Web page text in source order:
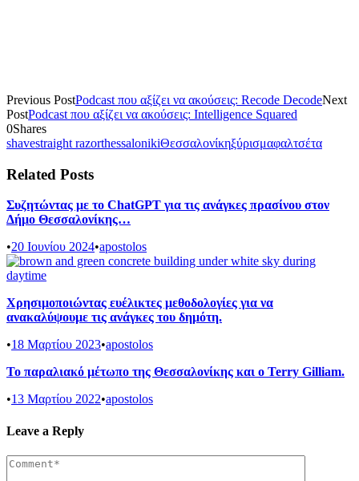
Previous PostPodcast που αξίζει να ακούσεις: Recode DecodeNext
PostPodcast που αξίζει να ακούσεις: Intelligence Squared
0Shares
shavestraight razorthessalonikiΘεσσαλονίκηξύρισμαφαλτσέτα
Related Posts
Συζητώντας με το ChatGPT για τις ανάγκες πρασίνου στον
Δήμο Θεσσαλονίκης…
•20 Ιουνίου 2024•apostolos
Χρησιμοποιώντας ευέλικτες μεθοδολογίες για να
ανακαλύψουμε τις ανάγκες του δημότη.
•18 Μαρτίου 2023•apostolos
Το παραλιακό μέτωπο της Θεσσαλονίκης και ο Terry Gilliam.
•13 Μαρτίου 2022•apostolos
Leave a Reply